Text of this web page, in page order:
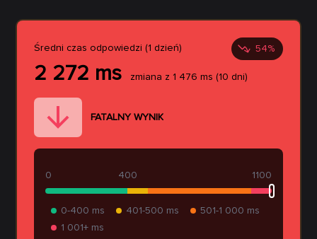
Średni czas odpowiedzi (1 dzień) 54%
2 272 ms zmiana z 1 476 ms (10 dni)
FATALNY WYNIK
400
0 1100
0-400 ms 401-500 ms
501-1 000 ms
1 001+ ms